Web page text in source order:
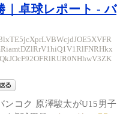
｜卓球レポート - バ
ンコク 原澤駿太がU15男子